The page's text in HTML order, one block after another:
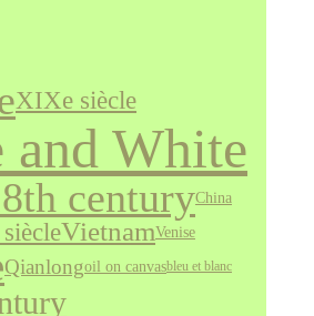
XIXe siècle
and White
centuryChina
VietnamVenise
Qianlongoil on canvasbleu et blanc